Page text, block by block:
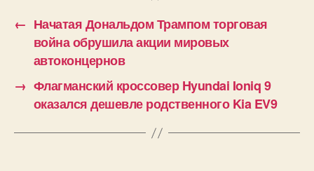
← Начатая Дональдом Трампом торговая
война обрушила акции мировых
автоконцернов
→ Флагманский кроссовер Hyundai Ioniq 9
оказался дешевле родственного Kia EV9